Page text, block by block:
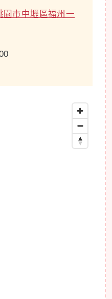
園市中壢區福州一